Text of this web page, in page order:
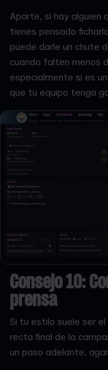
Aparte, si hay alguien
tienes pensado
puede darle un chute
cuando falten menos
especialmente si es
que tu equipo tenga
Consejo 10:
prensa
Si tu estilo suele ser
recta final de la
un paso adelante,